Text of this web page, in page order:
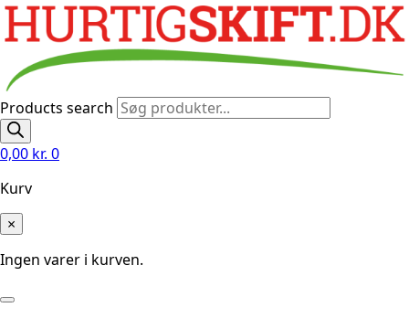
Products search
0,00 kr. 0
Kurv
×
Ingen varer i kurven.